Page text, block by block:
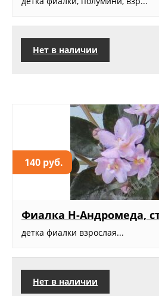
Нет в наличии
140 руб.
Фиалка Н-Андромеда,
детка фиалки взрослая...
Нет в наличии